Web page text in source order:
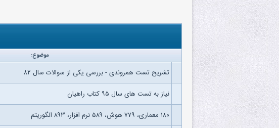
موضوع:
تشریح تست همروندی - بررسی یکی از سوالات سال ۸۲
نیاز به تست های سال ۹۵ کتاب راهیان
۱۸۰ معماری، ۷۷۹ هوش، ۵۸۹ نرم افزار، ۸۹۳ الگوریتم